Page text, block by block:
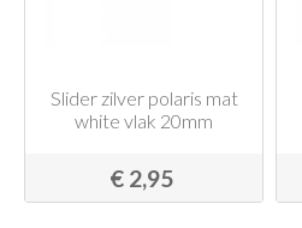
Slider zilver polaris mat
white vlak 20mm
€ 2,95